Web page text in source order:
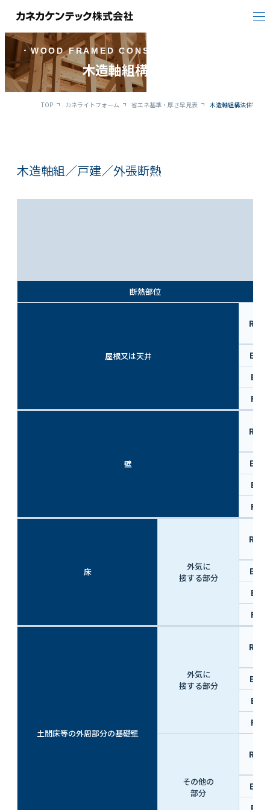
木造軸組構法住宅
TOP カネライトフォーム 省エネ基準・厚さ早見表 木造軸組構法住宅
木造軸組／戸建／外張断熱
断熱部位
屋根又は天井
R値
EⅢ
EX
FX
壁
R値
EⅢ
EX
FX
床
外気に
接する部分
R値
EⅢ
EX
FX
土間床等の外周部分の基礎壁
外気に
接する部分
R値
EⅢ
EX
FX
その他の
部分
R値
EⅢ